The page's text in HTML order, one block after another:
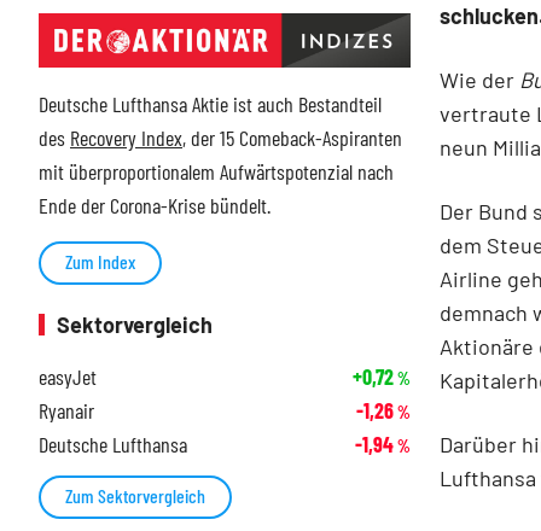
Wie der
vertraute
neun
Der Bund
dem
Airline
demnach
Aktionäre
Darüber
Deutsche Lufthansa Aktie ist auch Bestandteil
des Recovery Index, der 15 Comeback-Aspiranten
mit überproportionalem Aufwärtspotenzial nach
Ende der Corona-Krise bündelt.
Zum Index
Sektorvergleich
easyJet
+0,72%
Ryanair -1,26%
Deutsche Lufthansa -1,94%
Zum Sektorvergleich